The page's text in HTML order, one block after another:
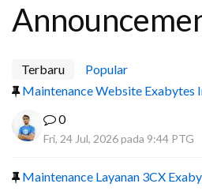
Terbaru
Popular
Maintenance Website Exabytes
0
Fri, 24 Jul, 2026 pada 9:44 PTG
Maintenance Layanan 3CX